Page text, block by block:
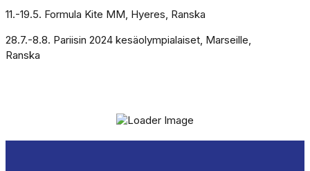
11.-19.5. Formula Kite MM, Hyeres, Ranska
28.7.-8.8. Pariisin 2024 kesäolympialaiset, Marseille,
Ranska